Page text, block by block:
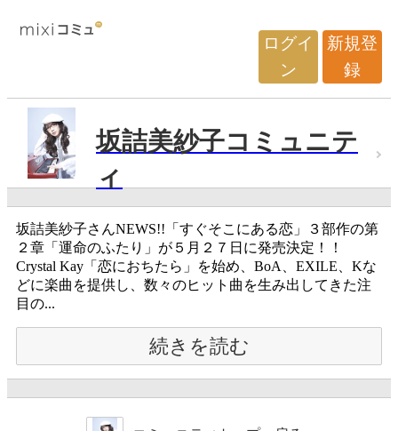
ログイ
ン
新規登
録
坂詰美紗子コミュニテ
ィ
坂詰美紗子さんNEWS!!「すぐそこにある恋」３部作の第
２章「運命のふたり」が５月２７日に発売決定！！
Crystal Kay「恋におちたら」を始め、BoA、EXILE、Kな
どに楽曲を提供し、数々のヒット曲を生み出してきた注
目の...
続きを読む